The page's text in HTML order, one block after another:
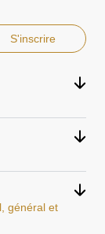
S'inscrire
général et